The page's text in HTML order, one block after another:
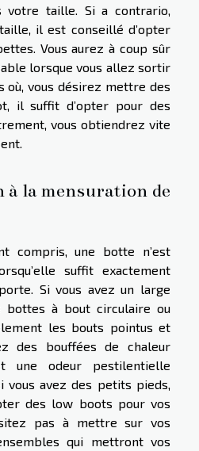
votre taille. Si a contrario,
il est conseillé d’opter
Vous aurez à coup sûr
lorsque vous allez sortir
où, vous désirez mettre des
il suffit d’opter pour des
vous obtiendrez vite
la mensuration de
compris, une botte n’est
suffit exactement
Si vous avez un large
bottes à bout circulaire ou
les bouts pointus et
des bouffées de chaleur
une odeur pestilentielle
vous avez des petits pieds,
des low boots pour vos
pas à mettre sur vos
qui mettront vos